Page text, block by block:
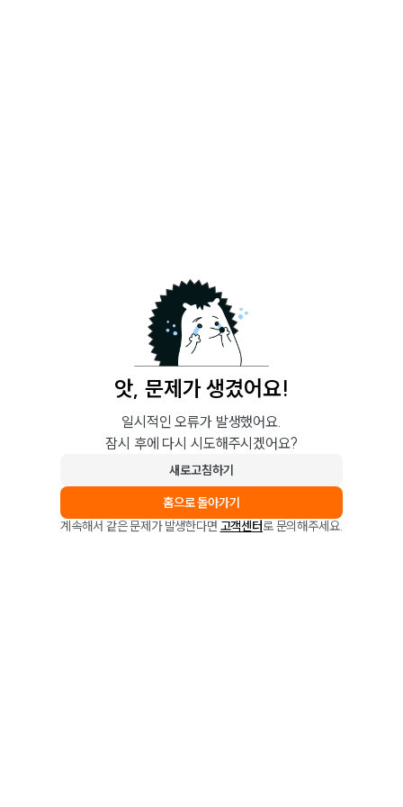
앗, 문제가 생겼어요!
일시적인 오류가 발생했어요.
잠시 후에 다시 시도해주시겠어요?
새로고침하기
홈으로 돌아가기
계속해서 같은 문제가 발생한다면 고객센터로 문의해주세요.